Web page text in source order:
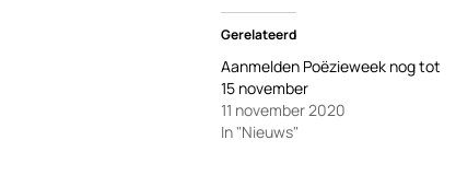
Gerelateerd
Aanmelden Poëzieweek nog tot
15 november
11 november 2020
In "Nieuws"